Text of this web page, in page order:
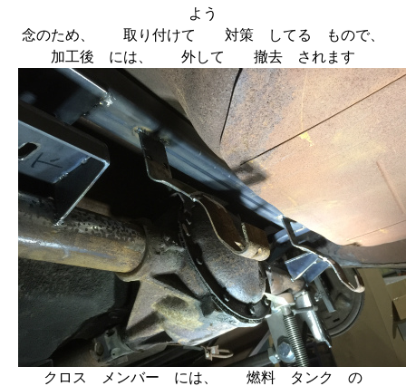
よう
念のため、 取り付けて 対策 してる もので、
加工後 には、 外して 撤去 されます
クロス メンバー には、 燃料 タンク の